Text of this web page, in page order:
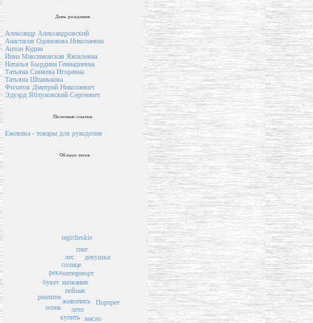
День рождения
Александр Александровский
Анастасия Одинокова Николаевна
Антон Кудин
Инна Максимовская Яковлевна
Наталья Бырдина Геннадиевна
Татьяна Синяева Игоревна
Татьяна Шпанькова
Филатов Дмитрий Николаевич
Эдуард Яблуновский Сергеевич
Полезные ссылки
Ежевика - товары для рукоделия
Облако тегов
пейзаж
названия
живопись
лето
натюрморт
купить
солнце
лес
осень
букет
масло
река
снег
tegicheskie
реализм
Портрет
девушка